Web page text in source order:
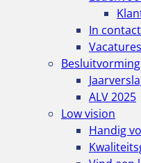
In
Vacatures
Besluitvorming
ALV 2025
Low vision
Handig